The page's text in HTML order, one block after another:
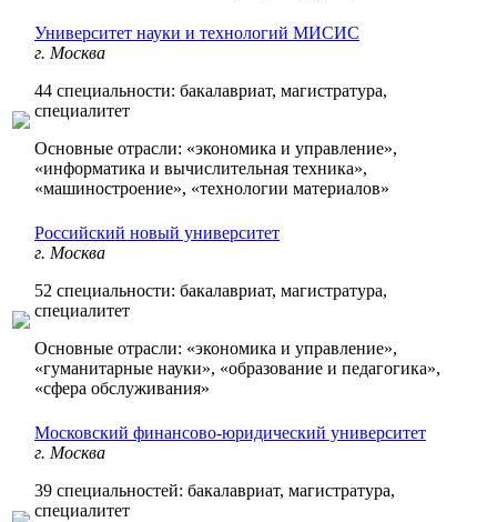
Университет науки и технологий МИСИС
г. Москва
44 специальности: бакалавриат, магистратура,
специалитет
Основные отрасли: «экономика и управление»,
«информатика и вычислительная техника»,
«машиностроение», «технологии материалов»
Российский новый университет
г. Москва
52 специальности: бакалавриат, магистратура,
специалитет
Основные отрасли: «экономика и управление»,
«гуманитарные науки», «образование и педагогика»,
«сфера обслуживания»
Московский финансово-юридический университет
г. Москва
39 специальностей: бакалавриат, магистратура,
специалитет